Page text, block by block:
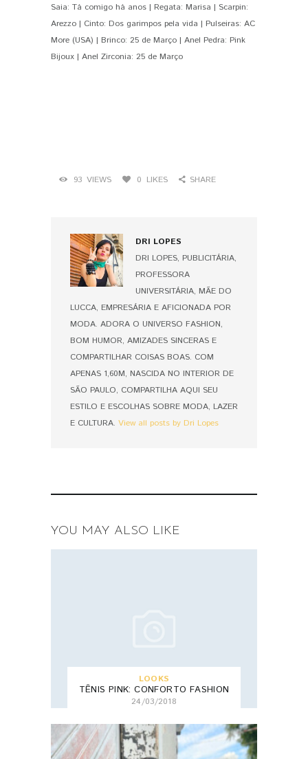
Saia: Tá comigo há anos | Regata: Marisa | Scarpin:
Arezzo | Cinto: Dos garimpos pela vida | Pulseiras: AC
More (USA) | Brinco: 25 de Março | Anel Pedra: Pink
Bijoux | Anel Zirconia: 25 de Março
93 VIEWS 0 LIKES SHARE
DRI LOPES
DRI LOPES, PUBLICITÁRIA,
PROFESSORA
UNIVERSITÁRIA, MÃE DO
LUCCA, EMPRESÁRIA E AFICIONADA POR
MODA. ADORA O UNIVERSO FASHION,
BOM HUMOR, AMIZADES SINCERAS E
COMPARTILHAR COISAS BOAS. COM
APENAS 1,60M, NASCIDA NO INTERIOR DE
SÃO PAULO, COMPARTILHA AQUI SEU
ESTILO E ESCOLHAS SOBRE MODA, LAZER
E CULTURA. View all posts by Dri Lopes
YOU MAY ALSO LIKE
LOOKS
TÊNIS PINK: CONFORTO FASHION
24/03/2018